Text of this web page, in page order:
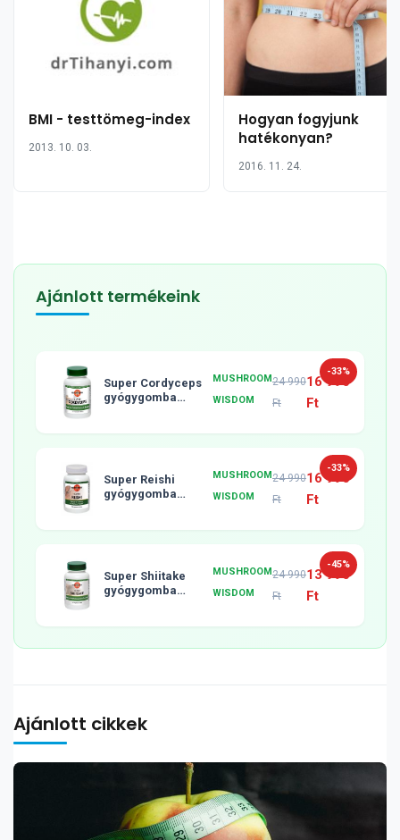
BMI - testtömeg-index
2013. 10. 03.
Hogyan fogyjunk
hatékonyan?
2016. 11. 24.
Ajánlott termékeink
-33%
Super Cordyceps
gyógygomba
MUSHROOM
WISDOM
24 990
Ft
16 990
Ft
-33%
Super Reishi
gyógygomba
MUSHROOM
WISDOM
24 990
Ft
16 990
Ft
-45%
Super Shiitake
gyógygomba
MUSHROOM
WISDOM
24 990
Ft
13 990
Ft
Ajánlott cikkek